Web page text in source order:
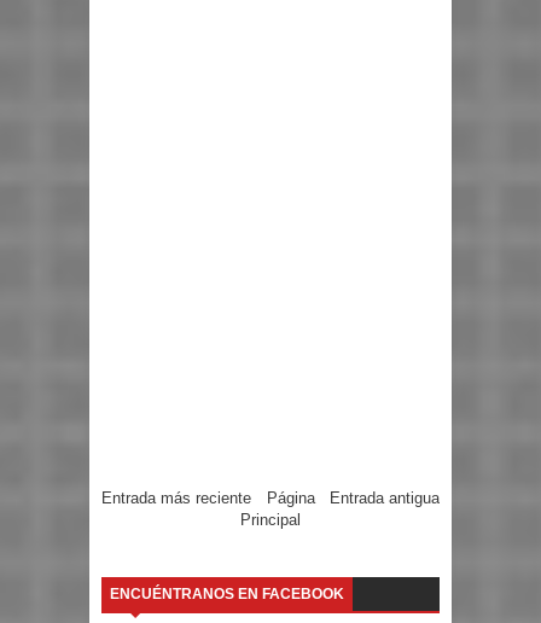
Entrada más reciente Entrada antigua
Página
Principal
ENCUÉNTRANOS EN FACEBOOK